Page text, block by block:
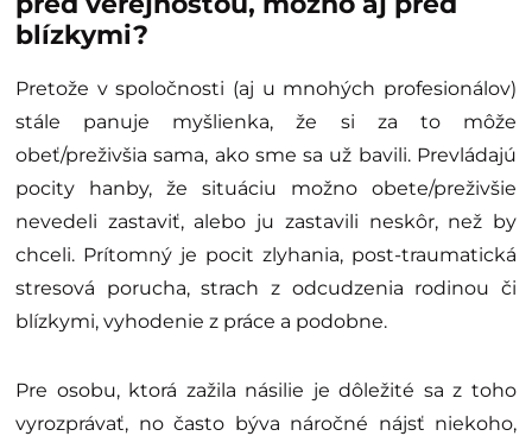
blízkymi?
Pretože v spoločnosti (aj u mnohých profesionálov)
stále panuje myšlienka, že si za to môže
obeť/preživšia sama, ako sme sa už bavili. Prevládajú
pocity hanby, že situáciu možno obete/preživšie
nevedeli zastaviť, alebo ju zastavili neskôr, než by
chceli. Prítomný je pocit zlyhania, post-traumatická
stresová porucha, strach z odcudzenia rodinou či
blízkymi, vyhodenie z práce a podobne.
Pre osobu, ktorá zažila násilie je dôležité sa z toho
vyrozprávať, no často býva náročné nájsť niekoho,